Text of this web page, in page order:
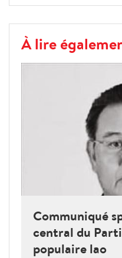
À lire
Communiqué
central du
populaire lao